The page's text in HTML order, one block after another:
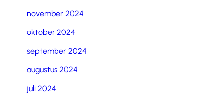
november 2024
oktober 2024
september 2024
augustus 2024
juli 2024